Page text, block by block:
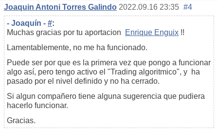
Joaquin Antoni Torres Galindo 2022.09.16 23:35 #4
- Joaquín - #:
Muchas gracias por tu aportacion
Enrique Enguix !!
Lamentablemente, no me ha funcionado.
Puede ser por que es la primera vez que pongo a funcionar
algo así, pero tengo activo el "Trading algoritmico", y ha
pasado por el nivel definido y no ha cerrado.
Si algun compañero tiene alguna sugerencia que pudiera
hacerlo funcionar.
Gracias.